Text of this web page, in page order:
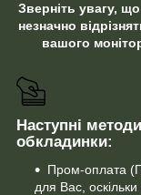
Зверніть увагу,
незначно
вашого
Наступні
обкладинки:
Пром-оплата
для Вас,